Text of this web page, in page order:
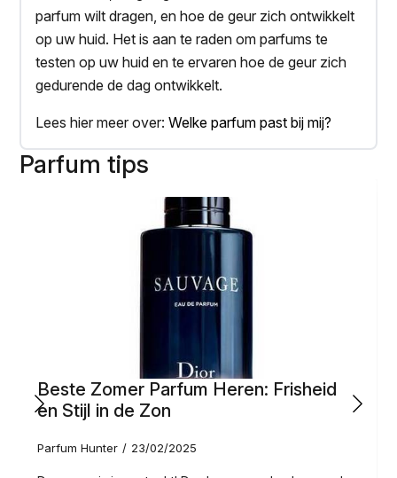
parfum wilt dragen, en hoe de geur zich ontwikkelt
op uw huid. Het is aan te raden om parfums te
testen op uw huid en te ervaren hoe de geur zich
gedurende de dag ontwikkelt.
Lees hier meer over:Welke parfum past bij mij?
Parfum tips
Beste Zomer Parfum Heren: Frisheid
en Stijl in de Zon
Parfum Hunter 23/02/2025